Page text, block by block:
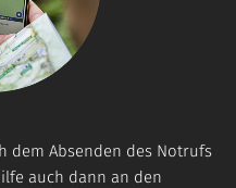
dem Absenden des Notrufs
auch dann an den